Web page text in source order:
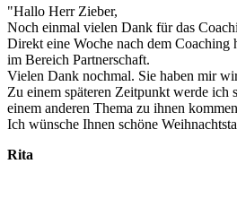
"Hallo Herr Zieber,
Noch einmal vielen Dank für das
Direkt eine Woche nach dem Coaching
im Bereich Partnerschaft.
Vielen Dank nochmal. Sie haben mir
Zu einem späteren Zeitpunkt werde ich
einem anderen Thema zu ihnen
Ich wünsche Ihnen schöne
Rita